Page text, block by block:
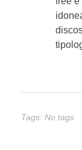
Tags: No tags